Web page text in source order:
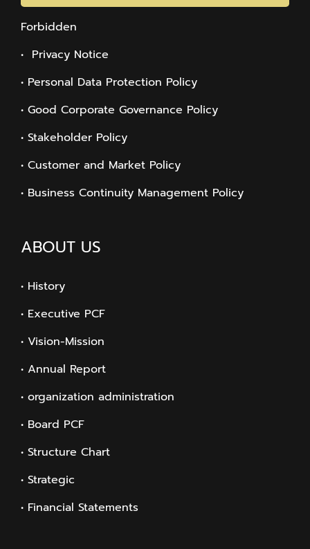
Forbidden
• Privacy Notice
• Personal Data Protection Policy
• Good Corporate Governance Policy
• Stakeholder Policy
• Customer and Market Policy
• Business Continuity Management Policy
ABOUT US
• History
• Executive PCF
• Vision-Mission
• Annual Report
• organization administration
• Board PCF
• Structure Chart
• Strategic
• Financial Statements